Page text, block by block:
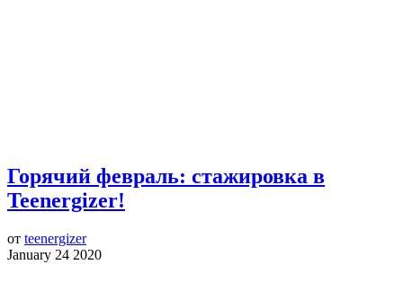
Горячий февраль: стажировка в
Teenergizer!
от teenergizer
January 24 2020